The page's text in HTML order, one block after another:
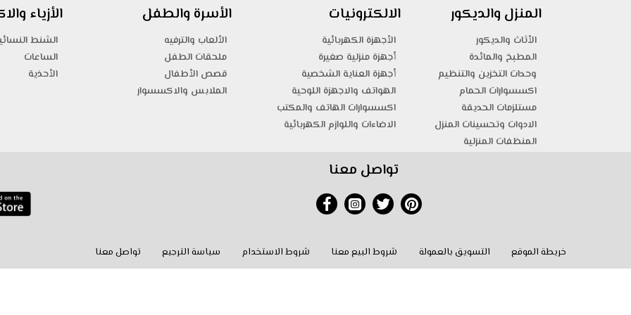
المنزل والديكور
الأثاث والديكور
المطبخ والمائدة
وحدات التخزين والتنظيم
اكسسوارات الحمام
مستلزمات الحديقة
الادوات وتحسينات المنزل
المنظفات المنزلية
الالكترونيات
الأجهزة الكهربائية
أجهزة منزلية صغيرة
أجهزة العناية الشخصية
الهواتف والاجهزة اللوحية
اكسسوارات الهاتف والمكتب
الاضاءات واللوازم الكهربائية
الأسرة والطفل
الألعاب والترفيه
ملحقات الطفل
قصص الأطفال
الملابس والاكسسوار
الأزياء
الشنط
الساعات
الأحذية
تواصل معنا
خريطة الموقع التسويق بالعمولة شروط البيع معنا شروط الاستخدام سياسة الترجيع تواصل معنا